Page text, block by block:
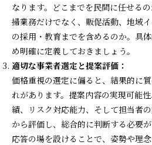
なります。どこまでを民間に任せる
掃業務だけでなく、販促活動、地域
の採用・教育までを含めるのか。具
め明確に定義しておきましょう。
適切な事業者選定と提案評価：
価格重視の選定に偏ると、結果的に
れがあります。提案内容の実現可能
績、リスク対応能力、そして担当者
から評価し、総合的に判断する必要
応答の場を設けることで、姿勢や理